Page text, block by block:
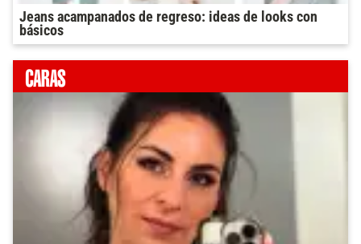
Jeans acampanados de regreso: ideas de looks con
básicos